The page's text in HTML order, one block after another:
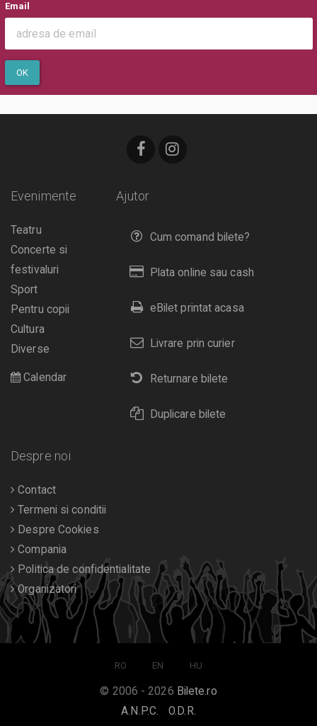
Email
OK
Ajutor
Cum comand bilete?
Plata online sau cash
eBilet printat acasa
Livrare prin curier
Returnare bilete
Duplicare bilete
Evenimente
Teatru
Concerte si
festivaluri
Sport
Pentru copii
Cultura
Diverse
Calendar
Despre noi
Contact
Termeni si conditii
Despre Cookies
Compania
Politica de confidentialitate
Organizatori
RO EN HU
© 2006 - 2026 Bilete.ro
A.N.P.C.
O.D.R.